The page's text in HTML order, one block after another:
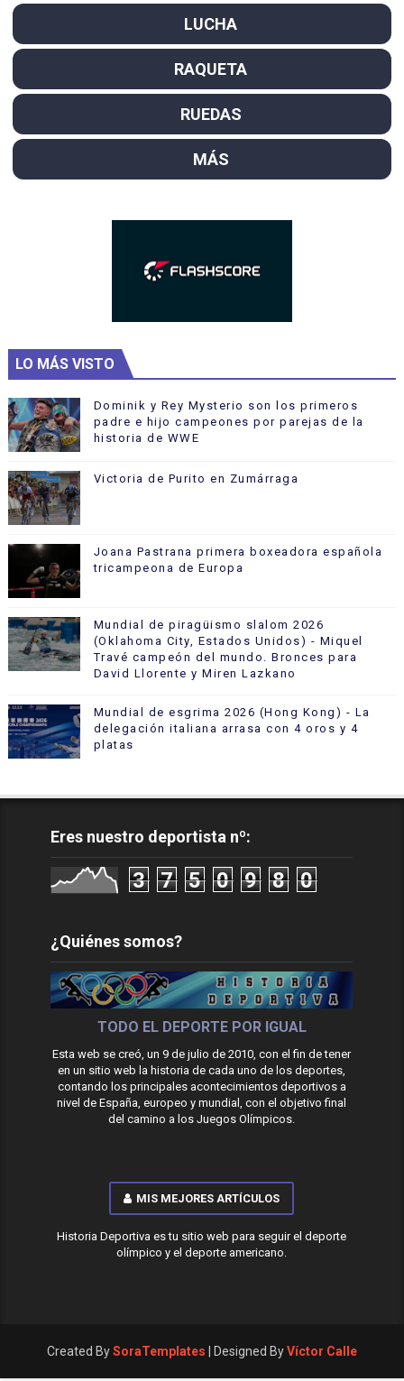
LUCHA
RAQUETA
RUEDAS
MÁS
LO MÁS VISTO
Dominik y Rey Mysterio son los primeros
padre e hijo campeones por parejas de la
historia de WWE
Victoria de Purito en Zumárraga
Joana Pastrana primera boxeadora española
tricampeona de Europa
Mundial de piragüismo slalom 2026
(Oklahoma City, Estados Unidos) - Miquel
Travé campeón del mundo. Bronces para
David Llorente y Miren Lazkano
Mundial de esgrima 2026 (Hong Kong) - La
delegación italiana arrasa con 4 oros y 4
platas
Eres nuestro deportista nº:
3 7 5 0 9 8 0
¿Quiénes somos?
TODO EL DEPORTE POR IGUAL
Esta web se creó, un 9 de julio de 2010, con el fin de tener
en un sitio web la historia de cada uno de los deportes,
contando los principales acontecimientos deportivos a
nivel de España, europeo y mundial, con el objetivo final
del camino a los Juegos Olímpicos.
MIS MEJORES ARTÍCULOS
Historia Deportiva es tu sitio web para seguir el deporte
olímpico y el deporte americano.
Created BySoraTemplates | Designed ByVíctor Calle